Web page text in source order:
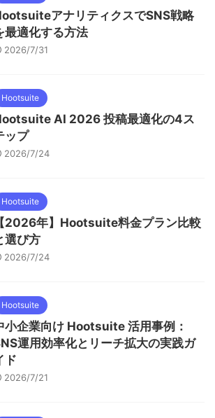
アナリティクスでSNS戦略
最適化する方法
2026/7/31
Hootsuite
AI 2026 投稿最適化の4ス
ップ
2026/7/24
Hootsuite
【2026年】Hootsuite料金プラン比較
選び方
2026/7/24
Hootsuite
小企業向け Hootsuite 活用事例：
運用効率化とリーチ拡大の実践ガ
ド
2026/7/21